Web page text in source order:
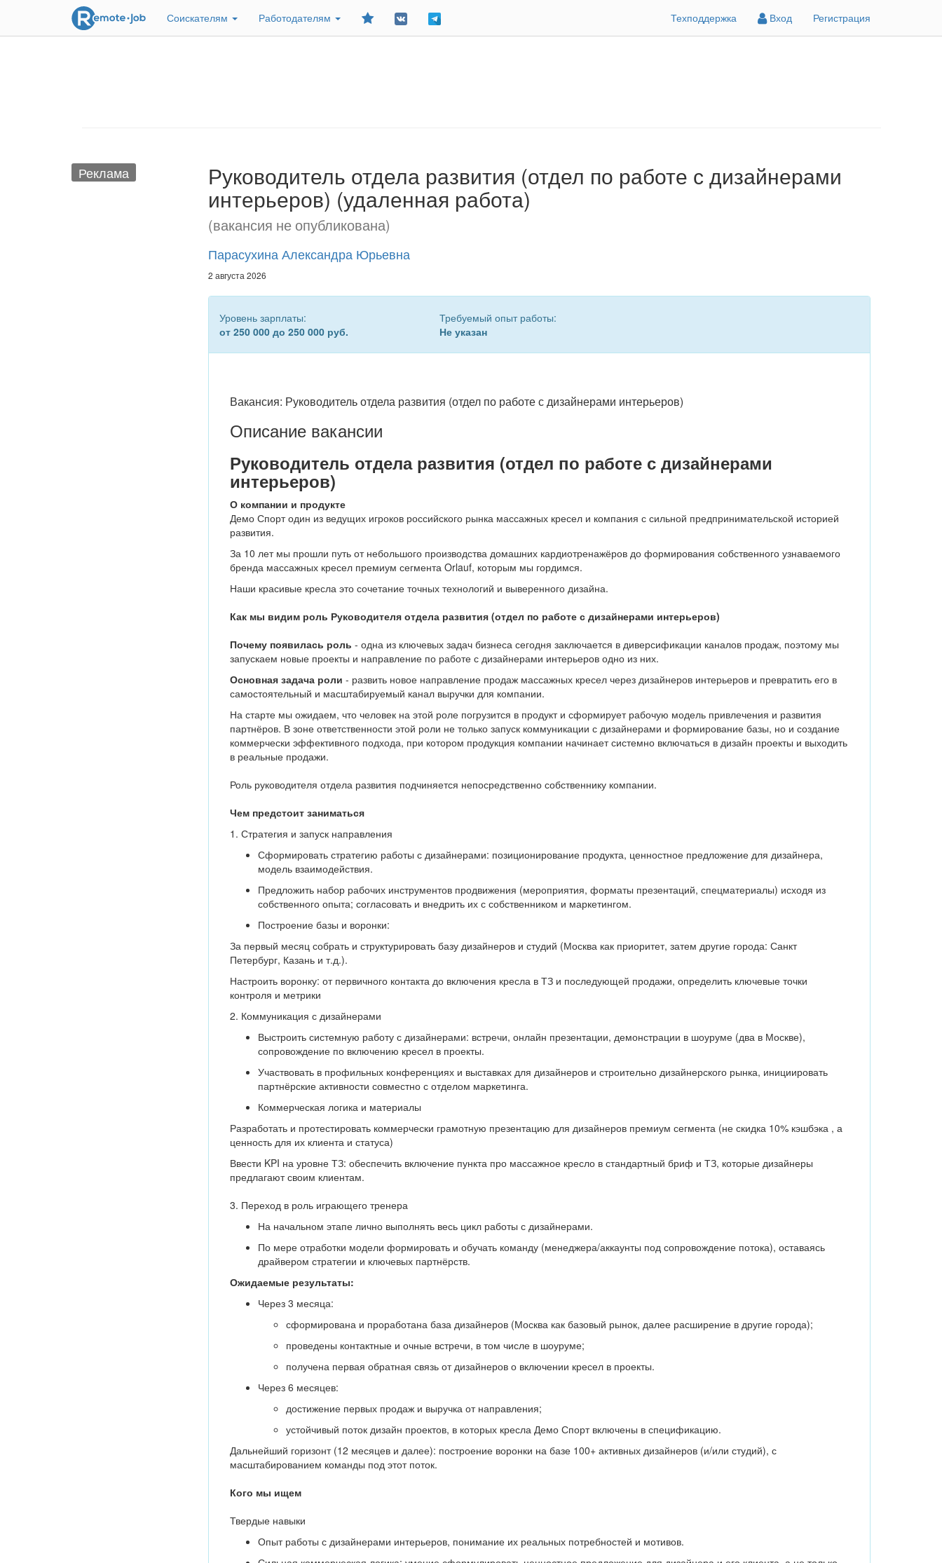
Соискателям Работодателям
Добавить
Техподдержка Вход Регистрация
Реклама Руководитель отдела развития (отдел по работе с дизайнерами
интерьеров) (удаленная работа)
(вакансия не опубликована)
Парасухина Александра Юрьевна
2 августа 2026
Уровень зарплаты:
от 250 000 до 250 000 руб.
Требуемый опыт работы:
Не указан
Вакансия: Руководитель отдела развития (отдел по работе с дизайнерами интерьеров)
Описание вакансии
Руководитель отдела развития (отдел по работе с дизайнерами
интерьеров)
О компании и продукте
Демо Спорт один из ведущих игроков российского рынка массажных кресел и компания с сильной предпринимательской историей
развития.
За 10 лет мы прошли путь от небольшого производства домашних кардиотренажёров до формирования собственного узнаваемого
бренда массажных кресел премиум сегмента Orlauf, которым мы гордимся.
Наши красивые кресла это сочетание точных технологий и выверенного дизайна.
Как мы видим роль Руководителя отдела развития (отдел по работе с дизайнерами интерьеров)
Почему появилась роль - одна из ключевых задач бизнеса сегодня заключается в диверсификации каналов продаж, поэтому мы
запускаем новые проекты и направление по работе с дизайнерами интерьеров одно из них.
Основная задача роли - развить новое направление продаж массажных кресел через дизайнеров интерьеров и превратить его в
самостоятельный и масштабируемый канал выручки для компании.
На старте мы ожидаем, что человек на этой роле погрузится в продукт и сформирует рабочую модель привлечения и развития
партнёров. В зоне ответственности этой роли не только запуск коммуникации с дизайнерами и формирование базы, но и создание
коммерчески эффективного подхода, при котором продукция компании начинает системно включаться в дизайн проекты и выходить
в реальные продажи.
Роль руководителя отдела развития подчиняется непосредственно собственнику компании.
Чем предстоит заниматься
1. Стратегия и запуск направления
Сформировать стратегию работы с дизайнерами: позиционирование продукта, ценностное предложение для дизайнера,
модель взаимодействия.
Предложить набор рабочих инструментов продвижения (мероприятия, форматы презентаций, спецматериалы) исходя из
собственного опыта; согласовать и внедрить их с собственником и маркетингом.
Построение базы и воронки:
За первый месяц собрать и структурировать базу дизайнеров и студий (Москва как приоритет, затем другие города: Санкт
Петербург, Казань и т.д.).
Настроить воронку: от первичного контакта до включения кресла в ТЗ и последующей продажи, определить ключевые точки
контроля и метрики
2. Коммуникация с дизайнерами
Выстроить системную работу с дизайнерами: встречи, онлайн презентации, демонстрации в шоуруме (два в Москве),
сопровождение по включению кресел в проекты.
Участвовать в профильных конференциях и выставках для дизайнеров и строительно дизайнерского рынка, инициировать
партнёрские активности совместно с отделом маркетинга.
Коммерческая логика и материалы
Разработать и протестировать коммерчески грамотную презентацию для дизайнеров премиум сегмента (не скидка 10% кэшбэка , а
ценность для их клиента и статуса)
Ввести KPI на уровне ТЗ: обеспечить включение пункта про массажное кресло в стандартный бриф и ТЗ, которые дизайнеры
предлагают своим клиентам.
3. Переход в роль играющего тренера
На начальном этапе лично выполнять весь цикл работы с дизайнерами.
По мере отработки модели формировать и обучать команду (менеджера/аккаунты под сопровождение потока), оставаясь
драйвером стратегии и ключевых партнёрств.
Ожидаемые результаты:
Через 3 месяца:
сформирована и проработана база дизайнеров (Москва как базовый рынок, далее расширение в другие города);
проведены контактные и очные встречи, в том числе в шоуруме;
получена первая обратная связь от дизайнеров о включении кресел в проекты.
Через 6 месяцев:
достижение первых продаж и выручка от направления;
устойчивый поток дизайн проектов, в которых кресла Демо Спорт включены в спецификацию.
Дальнейший горизонт (12 месяцев и далее): построение воронки на базе 100+ активных дизайнеров (и/или студий), с
масштабированием команды под этот поток.
Кого мы ищем
Твердые навыки
Опыт работы с дизайнерами интерьеров, понимание их реальных потребностей и мотивов.